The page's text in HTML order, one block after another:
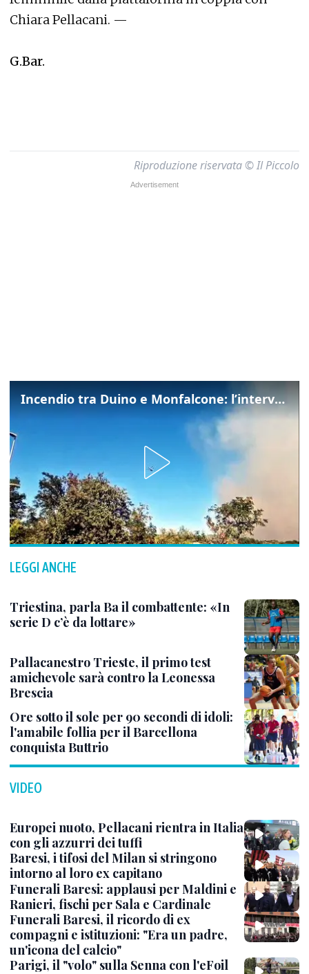
Chiara Pellacani. —
G.Bar.
Riproduzione riservata © Il Piccolo
Incendio tra Duino e Monfalcone: l’intervento dei vigili del fuoco
LEGGI ANCHE
Triestina, parla Ba il combattente: «In
serie D c’è da lottare»
Pallacanestro Trieste, il primo test
amichevole sarà contro la Leonessa
Brescia
Ore sotto il sole per 90 secondi di idoli:
l'amabile follia per il Barcellona
conquista Buttrio
VIDEO
Europei nuoto, Pellacani rientra in Italia
con gli azzurri dei tuffi
Baresi, i tifosi del Milan si stringono
intorno al loro ex capitano
Funerali Baresi: applausi per Maldini e
Ranieri, fischi per Sala e Cardinale
Funerali Baresi, il ricordo di ex
compagni e istituzioni: "Era un padre,
un'icona del calcio"
Parigi, il "volo" sulla Senna con l'eFoil